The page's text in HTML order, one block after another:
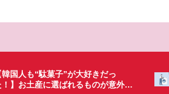
【そんなものまで買っていくの？】日
本のドラストで韓国人が買うものがち